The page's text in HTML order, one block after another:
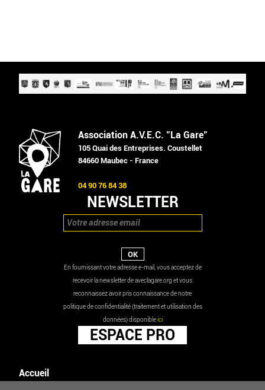
Association A.V.E.C. "La Gare"
105 Quai des Entreprises. Coustellet
84660 Maubec - France
04 90 76 84 38
NEWSLETTER
En fournissant votre adresse e-mail, vous acceptez de
recevoir la newsletter de aveclagare.org et vous
reconnaissez avoir pris connaissance de notre
politique de confidentialité (traitement et utilisation des
données) disponibleici
ESPACE PRO
Accueil